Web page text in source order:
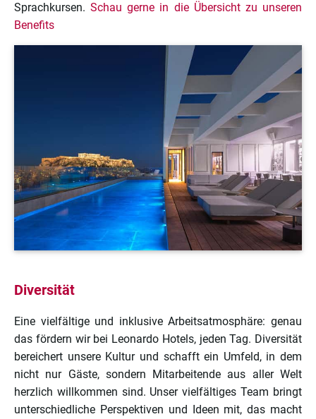
Sprachkursen.Schau gerne in die Übersicht zu unseren
Benefits
Diversität
Eine vielfältige und inklusive Arbeitsatmosphäre: genau
das fördern wir bei Leonardo Hotels, jeden Tag. Diversität
bereichert unsere Kultur und schafft ein Umfeld, in dem
nicht nur Gäste, sondern Mitarbeitende aus aller Welt
herzlich willkommen sind. Unser vielfältiges Team bringt
unterschiedliche Perspektiven und Ideen mit, das macht